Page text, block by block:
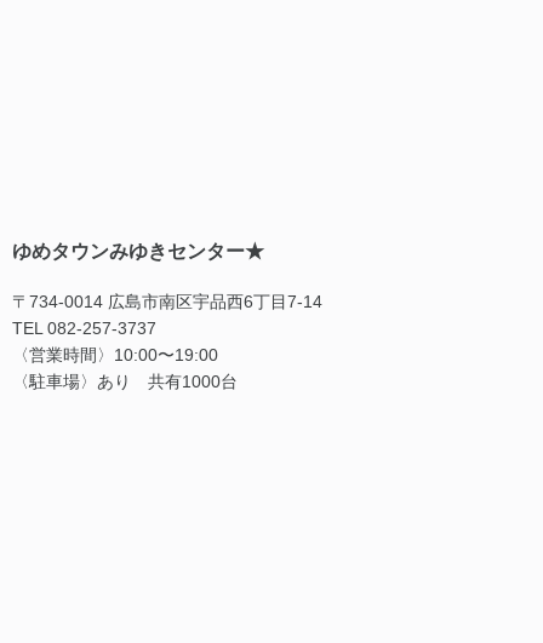
ゆめタウンみゆきセンター★
〒734-0014 広島市南区宇品西6丁目7-14
TEL 082-257-3737
〈営業時間〉10:00〜19:00
〈駐車場〉あり 共有1000台